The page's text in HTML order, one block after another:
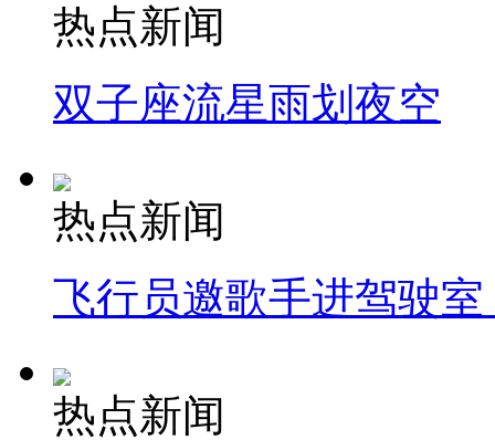
热点新闻
双子座流星雨划夜空
热点新闻
飞行员邀歌手进驾驶
热点新闻